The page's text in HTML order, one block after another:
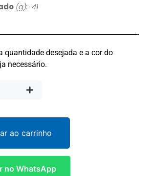
(g): 41
quantidade desejada e a cor do
necessário.
ao carrinho
no WhatsApp